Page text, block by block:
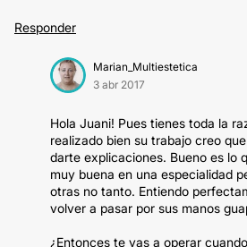
Responder
Marian_Multiestetica
3 abr 2017
Hola Juani! Pues tienes toda la
realizado bien su trabajo creo
darte explicaciones. Bueno es lo
muy buena en una especialidad
otras no tanto. Entiendo
volver a pasar por sus manos
¿Entonces te vas a operar